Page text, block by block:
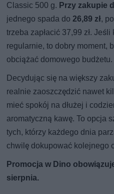
Classic 500 g. Przy zakupie
jednego spada do26,89 zł,
trzeba zapłacić 37,99 zł.
regularnie, to dobry moment,
obciążać domowego budżetu.
Decydując się na większy
realnie zaoszczędzić nawet
mieć spokój na dłużej i
aromatyczną kawę. To opcja
tych, którzy każdego dnia
chwilę dokupować kolejnego
Promocja w Dino
sierpnia.